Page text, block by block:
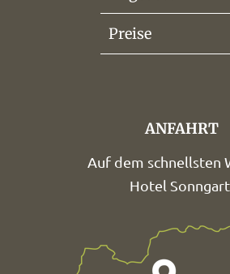
Preise
ANFAHRT
Auf dem schnellsten
Hotel